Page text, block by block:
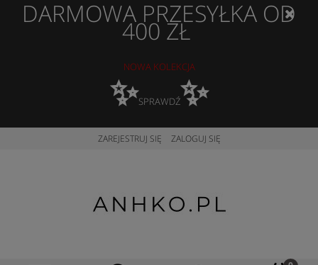
DARMOWA PRZESYŁKA OD
400 ZŁ
NOWA KOLEKCJA
✨SPRAWDŹ✨
ZAREJESTRUJ SIĘ ZALOGUJ SIĘ